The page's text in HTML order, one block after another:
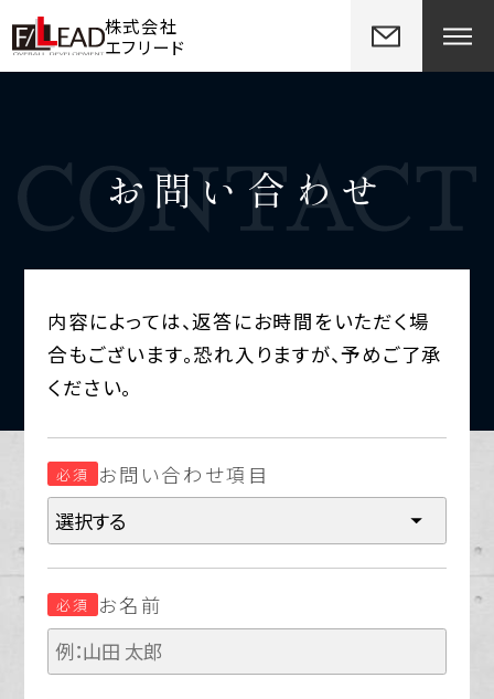
株式会社
エフリード
お問い合わせ
内容によっては、返答にお時間をいただく場
合もございます。恐れ入りますが、予めご了承
ください。
必須 お問い合わせ項目
必須 お名前